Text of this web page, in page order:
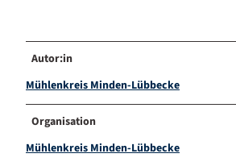
Autor:in
Mühlenkreis Minden-Lübbecke
Organisation
Mühlenkreis Minden-Lübbecke